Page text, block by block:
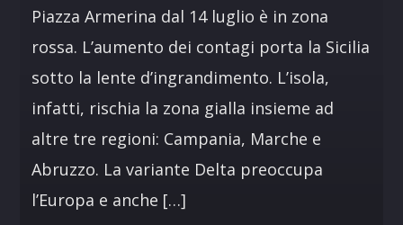
Piazza Armerina dal 14 luglio è in zona
rossa. L’aumento dei contagi porta la Sicilia
sotto la lente d’ingrandimento. L’isola,
infatti, rischia la zona gialla insieme ad
altre tre regioni: Campania, Marche e
Abruzzo. La variante Delta preoccupa
l’Europa e anche […]